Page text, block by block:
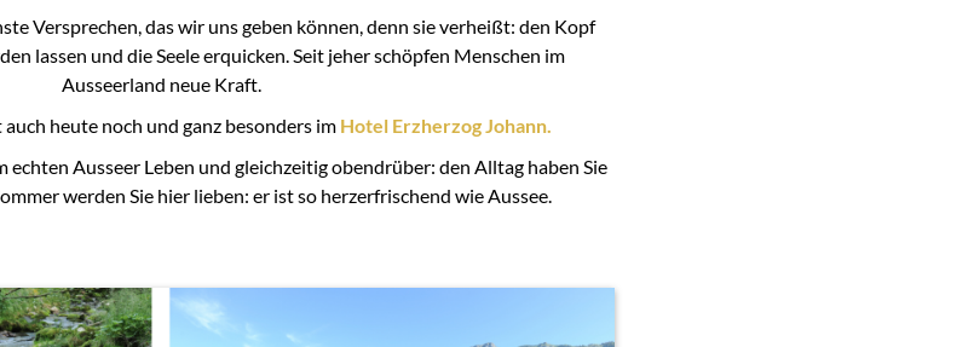
Versprechen, das wir uns geben können, denn sie verheißt: den Kopf
lassen und die Seele erquicken. Seit jeher schöpfen Menschen im
Ausseerland neue Kraft.
heute noch und ganz besonders im Hotel Erzherzog Johann.
echten Ausseer Leben und gleichzeitig obendrüber: den Alltag haben Sie
werden Sie hier lieben: er ist so herzerfrischend wie Aussee.